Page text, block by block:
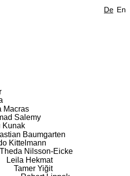
De En
Macras
Salemy
Kunak
Baumgarten
Kittelmann
Theda Nilsson-Eicke
Leila Hekmat
Tamer Yiğit